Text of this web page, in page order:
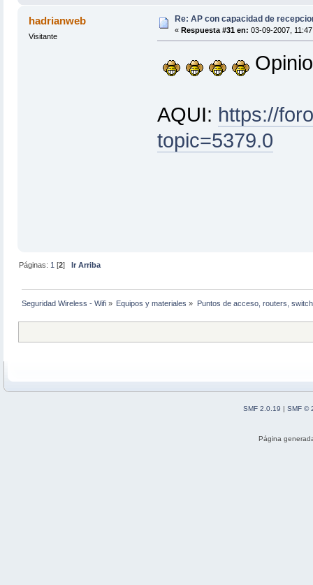
hadrianweb
Visitante
Re: AP con capacidad de
« Respuesta #31 en: 03-09-2007,
AQUI: https://
topic=5379.0
Páginas: 1 [2]Ir Arriba
Seguridad Wireless - Wifi » Equipos y materiales » Puntos de acceso, routers,
SMF 2.0.19 | SMF ©
Página